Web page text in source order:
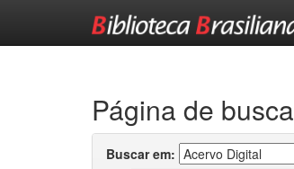
Página de busca
Buscar em: